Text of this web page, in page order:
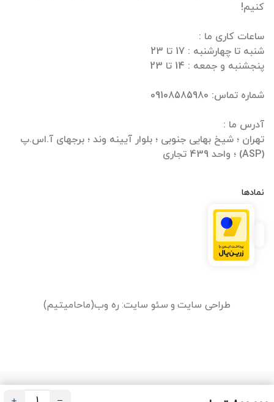
تهران ؛ شیخ بهایی جنوبی ؛ بلوار آیینه وند ؛ برجهای آ.اس.پ
(ASP) ؛ واحد 439 تجاری
نمادها
طراحی سایت و سئو سایت: ره وب(ماحامیتیم)